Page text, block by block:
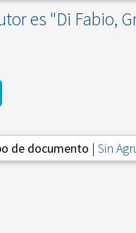
es "Di Fabio,
de documento | Sin